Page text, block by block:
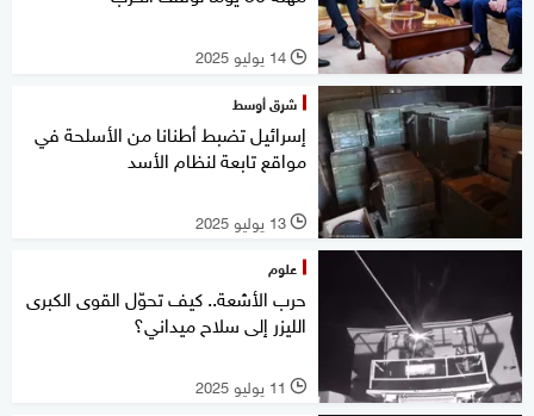
l 14 يوليو 2025
شرق أوسط
إسرائيل تضبط أطنانا من الأسلحة في
مواقع تابعة لنظام الأسد
l 13 يوليو 2025
علوم
حرب الأشعة.. كيف تحوّل القوى الكبرى
الليزر إلى سلاح ميداني؟
l 11 يوليو 2025